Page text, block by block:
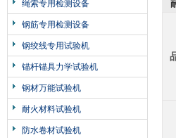
绳索专用检测设备
钢筋专用检测设备
钢绞线专用试验机
锚杆锚具力学试验机
钢材万能试验机
耐火材料试验机
防水卷材试验机